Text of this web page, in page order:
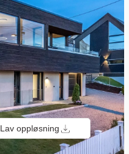
Lav oppløsning